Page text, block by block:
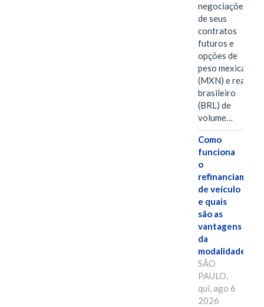
negociações
de seus
contratos
futuros e
opções de
peso mexicano
(MXN) e real
brasileiro
(BRL) de
volume…
Como
funciona
o
de veículo
e quais
são as
vantagens
da
modalidade?
SÃO
PAULO,
qui, ago 6
2026